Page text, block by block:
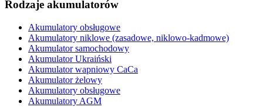
Rodzaje akumulatorów
Akumulatory obsługowe
Akumulatory niklowe (zasadowe, niklowo-kadmowe)
Akumulator samochodowy
Akumulator Ukraiński
Akumulator wapniowy CaCa
Akumulator żelowy
Akumulatory obsługowe
Akumulatory AGM